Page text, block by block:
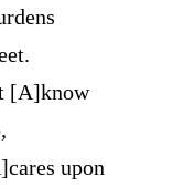
[A]know
upon